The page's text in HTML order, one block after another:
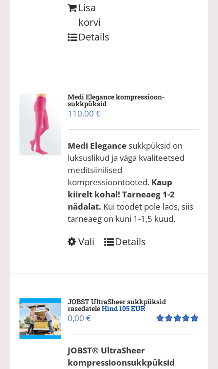
Lisa
korvi
Details
Medi Elegance kompressioon-
sukkpüksid
110,00€
Medi Elegance sukkpüksid on
luksuslikud ja väga kvaliteetsed
meditsiinilised
kompressioontooted. Kaup
kiirelt kohal! Tarneaeg 1-2
nädalat. Kui toodet pole laos, siis
tarneaeg on kuni 1-1,5 kuud.
Vali
Sellel
Valikuid
saab
tootelehel.
Details
JOBST UltraSheer sukkpüksid
rasedateleHind 105 EUR
0,00€
JOBST® UltraSheer
kompressioonsukkpüksid